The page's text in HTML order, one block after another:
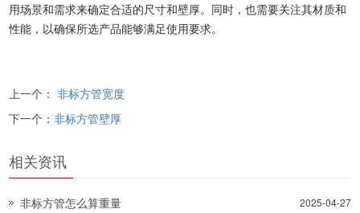
用场景和需求来确定合适的尺寸和壁厚。同时，也需要关注其材质和
性能，以确保所选产品能够满足使用要求。
上一个：非标方管宽度
下一个：非标方管壁厚
相关资讯
2025-04-27
非标方管怎么算重量